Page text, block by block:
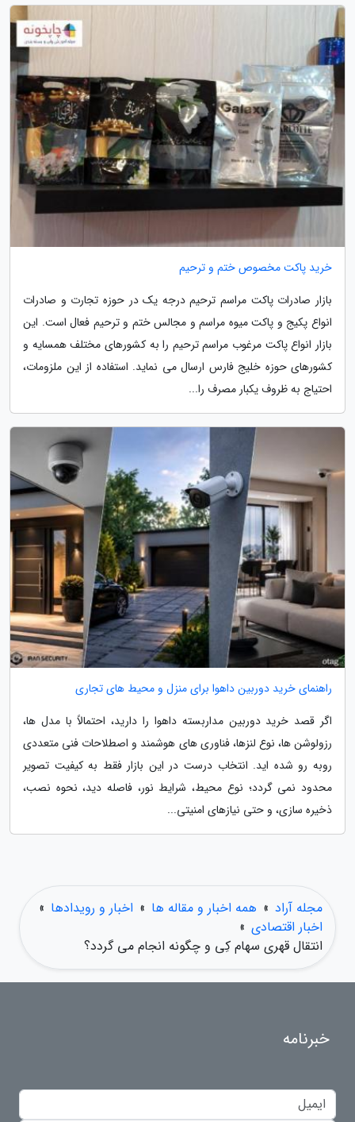
خرید پاکت مخصوص ختم و ترحیم
بازار صادرات پاکت مراسم ترحیم درجه یک در حوزه تجارت و صادرات
انواع پکیج و پاکت میوه مراسم و مجالس ختم و ترحیم فعال است. این
بازار انواع پاکت مرغوب مراسم ترحیم را به کشورهای مختلف همسایه و
کشورهای حوزه خلیج فارس ارسال می نماید. استفاده از این ملزومات،
احتیاج به ظروف یکبار مصرف را...
راهنمای خرید دوربین داهوا برای منزل و محیط های تجاری
اگر قصد خرید دوربین مداربسته داهوا را دارید، احتمالاً با مدل ها،
رزولوشن ها، نوع لنزها، فناوری های هوشمند و اصطلاحات فنی متعددی
روبه رو شده اید. انتخاب درست در این بازار فقط به کیفیت تصویر
محدود نمی گردد؛ نوع محیط، شرایط نور، فاصله دید، نحوه نصب،
ذخیره سازی، و حتی نیازهای امنیتی...
مجله آراد » همه اخبار و مقاله ها » اخبار و رویدادها »
اخبار اقتصادی »
انتقال قهری سهام کِی و چگونه انجام می گردد؟
خبرنامه